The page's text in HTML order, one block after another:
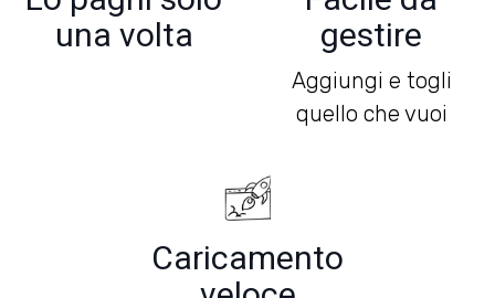
una volta
gestire
Aggiungi e togli
quello che vuoi
Caricamento